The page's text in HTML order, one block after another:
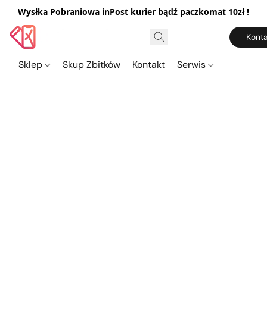
Wysłka Pobraniowa inPost kurier bądź paczkomat 10zł !
Sklep Skup Zbitków Kontakt Serwis